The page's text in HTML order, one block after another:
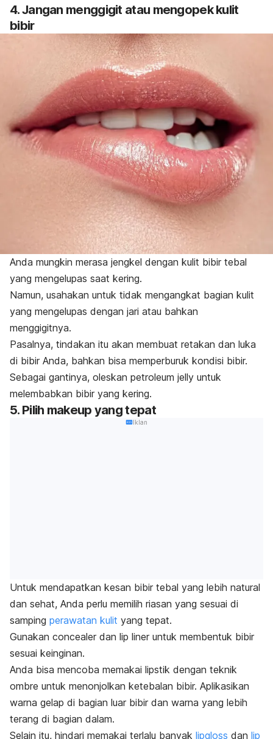
4. Jangan menggigit atau mengopek kulit
bibir
Anda mungkin merasa jengkel dengan kulit bibir tebal
yang mengelupas saat kering.
Namun, usahakan untuk tidak mengangkat bagian kulit
yang mengelupas dengan jari atau bahkan
menggigitnya.
Pasalnya, tindakan itu akan membuat retakan dan luka
di bibir Anda, bahkan bisa memperburuk kondisi bibir.
Sebagai gantinya, oleskan petroleum jelly untuk
melembabkan bibir yang kering.
5. Pilih makeup yang tepat
Iklan
Untuk mendapatkan kesan bibir tebal yang lebih natural
dan sehat, Anda perlu memilih riasan yang sesuai di
samping perawatan kulit yang tepat.
Gunakan concealer dan lip liner untuk membentuk bibir
sesuai keinginan.
Anda bisa mencoba memakai lipstik dengan teknik
ombre untuk menonjolkan ketebalan bibir. Aplikasikan
warna gelap di bagian luar bibir dan warna yang lebih
terang di bagian dalam.
Selain itu, hindari memakai terlalu banyak lipgloss dan lip